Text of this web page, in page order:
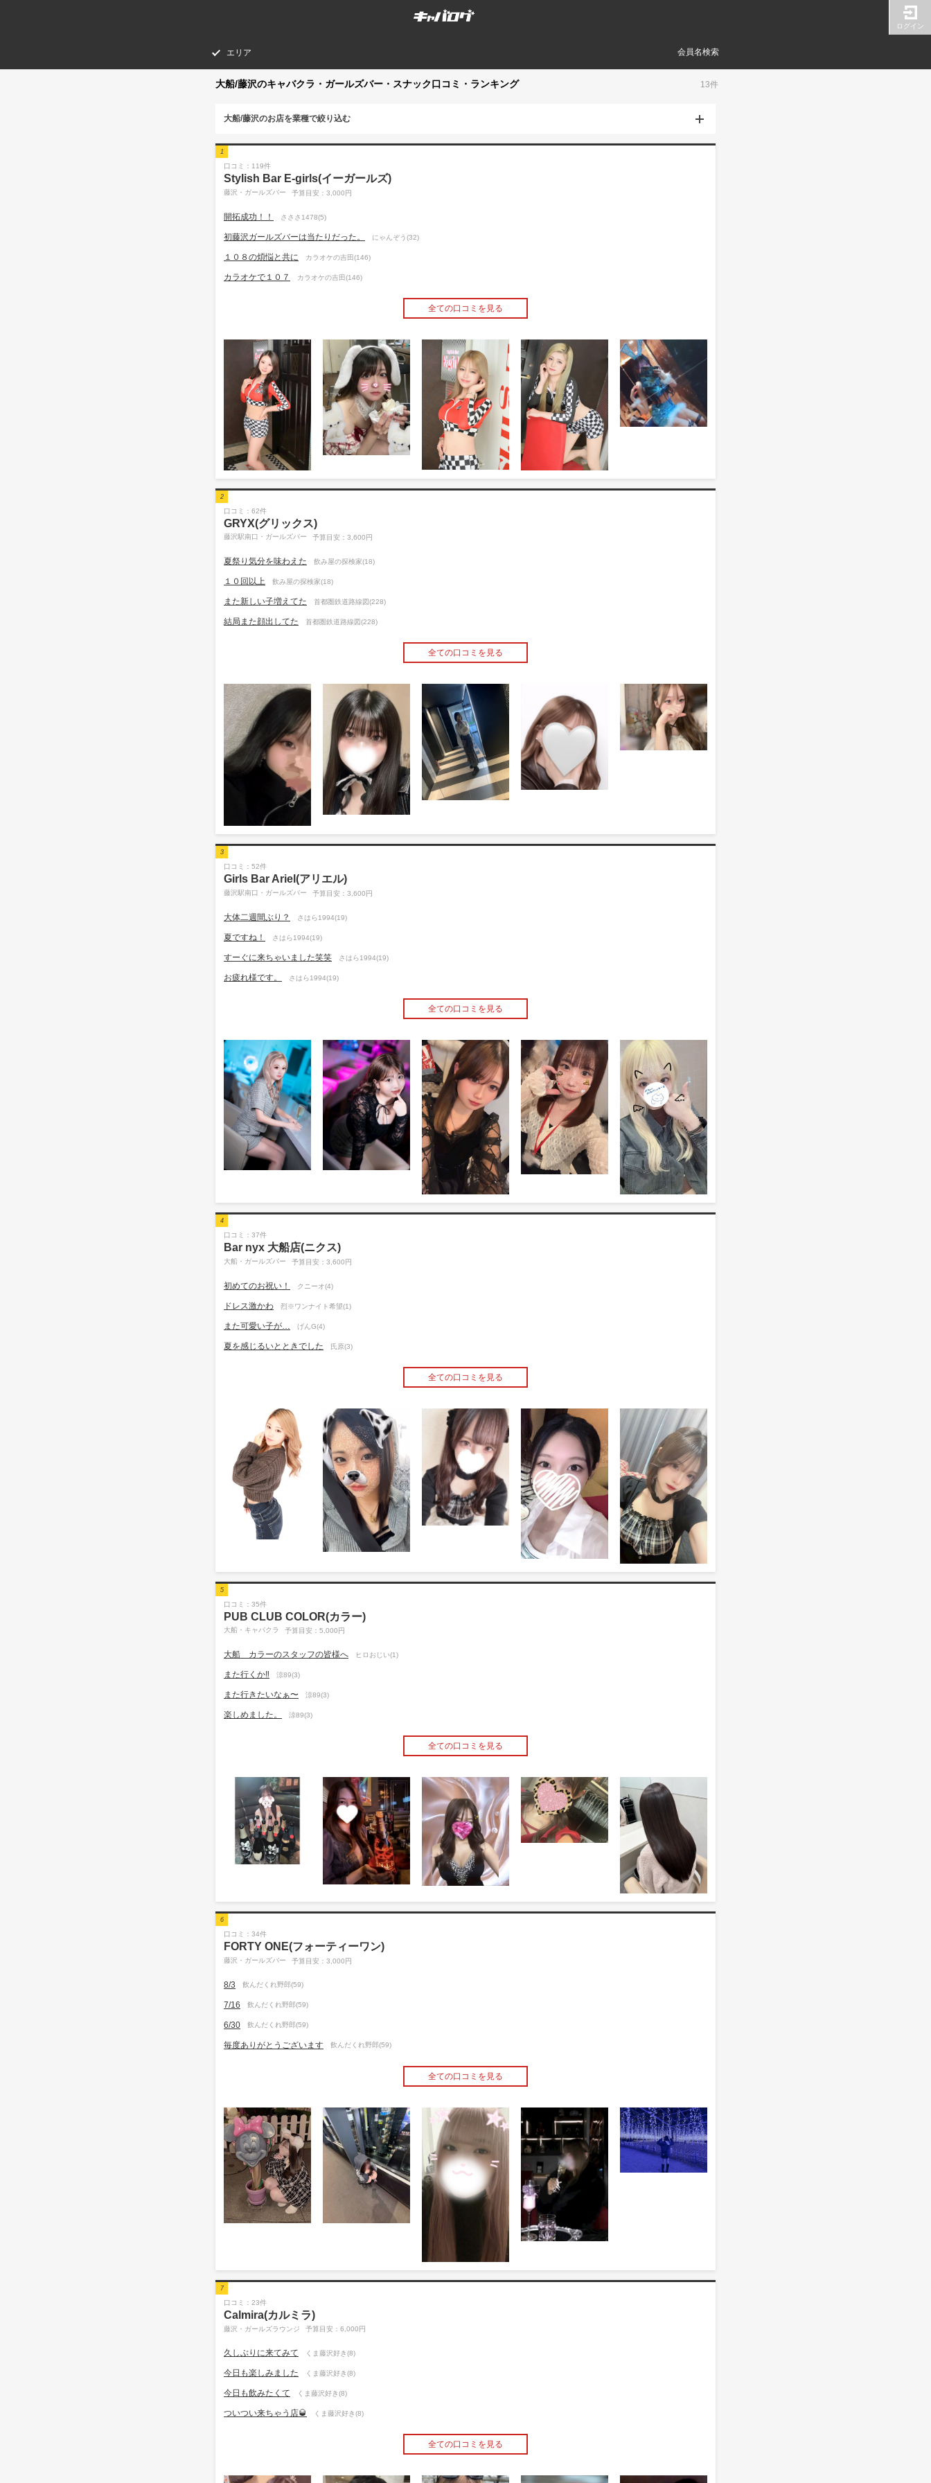
ログイン
エリア 会員名検索
大船/藤沢のキャバクラ・ガールズバー・スナック口コミ・ランキング 13件
大船/藤沢のお店を業種で絞り込む
1
口コミ：119件
Stylish Bar E-girls(イーガールズ)
藤沢・ガールズバー 予算目安：3,000円
開拓成功！！ さささ1478(5)
初藤沢ガールズバーは当たりだった。 にゃんぞう(32)
１０８の煩悩と共に カラオケの吉田(146)
カラオケで１０７ カラオケの吉田(146)
全ての口コミを見る
2
口コミ：62件
GRYX(グリックス)
藤沢駅南口・ガールズバー 予算目安：3,600円
夏祭り気分を味わえた 飲み屋の探検家(18)
１０回以上 飲み屋の探検家(18)
また新しい子増えてた 首都圏鉄道路線図(228)
結局また顔出してた 首都圏鉄道路線図(228)
全ての口コミを見る
3
口コミ：52件
Girls Bar Ariel(アリエル)
藤沢駅南口・ガールズバー 予算目安：3,600円
大体二週間ぶり？ さはら1994(19)
夏ですね！ さはら1994(19)
すーぐに来ちゃいました笑笑 さはら1994(19)
お疲れ様です。 さはら1994(19)
全ての口コミを見る
4
口コミ：37件
Bar nyx 大船店(ニクス)
大船・ガールズバー 予算目安：3,600円
初めてのお祝い！ クニーオ(4)
ドレス激かわ 烈※ワンナイト希望(1)
また可愛い子が… げんG(4)
夏を感じるいとときでした 氏原(3)
全ての口コミを見る
5
口コミ：35件
PUB CLUB COLOR(カラー)
大船・キャバクラ 予算目安：5,000円
大船 カラーのスタッフの皆様へ ヒロおじい(1)
また行くか‼️ 涼89(3)
また行きたいなぁ〜 涼89(3)
楽しめました。 涼89(3)
全ての口コミを見る
6
口コミ：34件
FORTY ONE(フォーティーワン)
藤沢・ガールズバー 予算目安：3,000円
8/3 飲んだくれ野郎(59)
7/16 飲んだくれ野郎(59)
6/30 飲んだくれ野郎(59)
毎度ありがとうございます 飲んだくれ野郎(59)
全ての口コミを見る
7
口コミ：23件
Calmira(カルミラ)
藤沢・ガールズラウンジ 予算目安：6,000円
久しぶりに来てみて くま藤沢好き(8)
今日も楽しみました くま藤沢好き(8)
今日も飲みたくて くま藤沢好き(8)
ついつい来ちゃう店🥃 くま藤沢好き(8)
全ての口コミを見る